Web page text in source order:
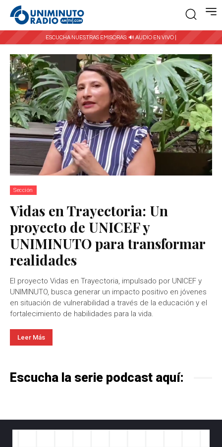
ESCUCHA NUESTRAS EMISORAS: 🔊 AUDIO EN VIVO |
Sección
Vidas en Trayectoria: Un
proyecto de UNICEF y
UNIMINUTO para transformar
realidades
El proyecto Vidas en Trayectoria, impulsado por UNICEF y
UNIMINUTO, busca generar un impacto positivo en jóvenes
en situación de vulnerabilidad a través de la educación y el
fortalecimiento de habilidades para la vida.
Leer Más
Escucha la serie podcast aquí: